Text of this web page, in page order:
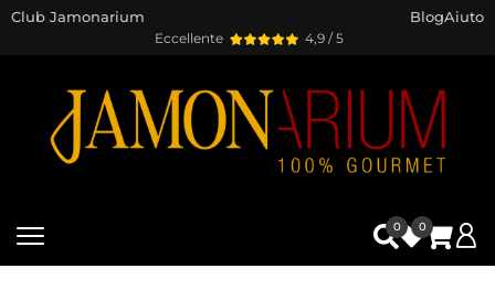
Eccellente 4,9 / 5
Club Jamonarium BlogAiuto
0 0